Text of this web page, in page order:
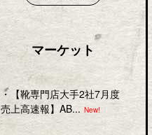
マーケット
・ 【靴専門店大手2社7月度
売上高速報】AB... New!